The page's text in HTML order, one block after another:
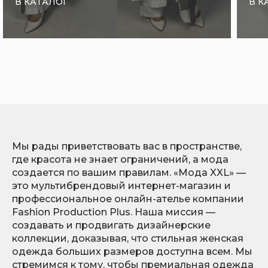
Мы рады приветствовать вас в пространстве,
где красота не знает ограничений, а мода
создается по вашим правилам. «Мода XXL» —
это мультибрендовый интернет-магазин и
профессиональное онлайн-ателье компании
Fashion Production Plus. Наша миссия —
создавать и продвигать дизайнерские
коллекции, доказывая, что стильная женская
одежда больших размеров доступна всем. Мы
стремимся к тому, чтобы премиальная одежда